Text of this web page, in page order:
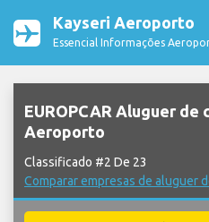
Kayseri Aeroporto
Essencial Informações
EUROPCAR Aluguer de
Aeroporto
Classificado #2 De 23
Comparar empresas de aluguer